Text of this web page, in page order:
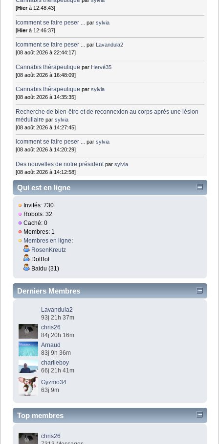
[Hierà 12:48:43]
lcomment se faire peser ... parsylvia
[Hierà 12:46:37]
lcomment se faire peser ... par
Lavandula2
[08 août 2026 à 22:44:17]
Cannabis thérapeutique par Hervé35
[08 août 2026 à 16:48:09]
Cannabis thérapeutique parsylvia
[08 août 2026 à 14:35:35]
Recherche de bien-être et de reconnexion au corps après une lésion
médullaire parsylvia
[08 août 2026 à 14:27:45]
lcomment se faire peser ... parsylvia
[08 août 2026 à 14:20:29]
Des nouvelles de notre président parsylvia
[08 août 2026 à 14:12:58]
Qui est en ligne
Invités: 730
Robots: 32
Caché: 0
Membres: 1
Membres en ligne:
RosenKreutz
DotBot
Baidu (31)
Derniers Membres
Lavandula2
93j 21h 37m
chris26
84j 20h 16m
Arnaud
83j 9h 36m
charlieboy
66j 21h 41m
Gyzmo34
63j 9m
Top membres
chris26